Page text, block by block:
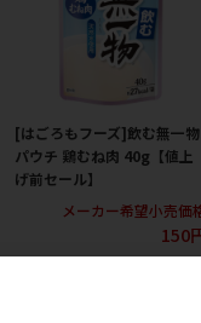
[はごろもフーズ]飲む無一物
パウチ 鶏むね肉 40g【値上
げ前セール】
メーカー希望小売価
150